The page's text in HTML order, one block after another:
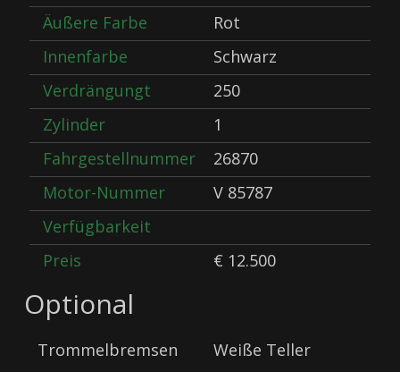
Äußere Farbe
Rot
Innenfarbe
Schwarz
Verdrängungt
250
Zylinder
1
Fahrgestellnummer
26870
Motor-Nummer
V 85787
Verfügbarkeit
Preis
€ 12.500
Optional
Trommelbremsen Weiße Teller